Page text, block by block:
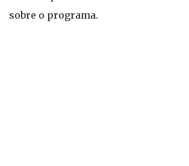
sobre o programa.